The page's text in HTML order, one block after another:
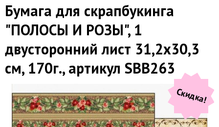
Бумага для скрапбукинга
"ПОЛОСЫ И РОЗЫ", 1
двусторонний лист 31,2х30,3
см, 170г., артикул SBB263
Скидка!